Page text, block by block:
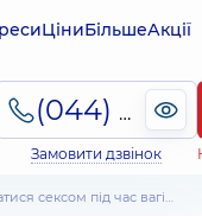
ЦіниБільшеАкції
(044) 495-2-888
Замовити дзвінок
під час вагітності: правда та міфи